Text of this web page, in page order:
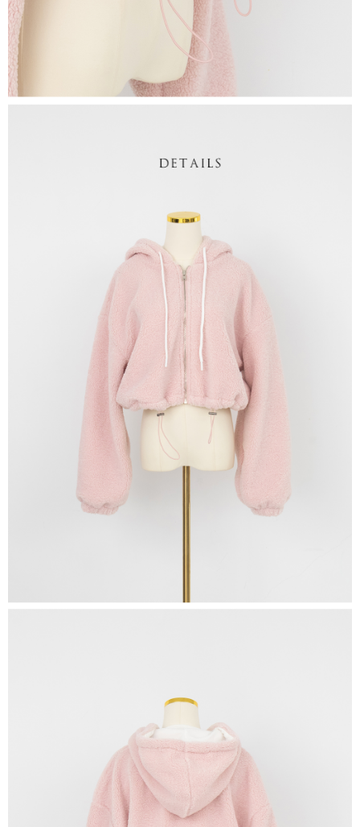
1. Perkhidmatan ini disediakan oleh "Taiwan Mobile Co., Ltd." untuk
membolehkan pengguna membeli produk atau perkhidmatan melalui
perkhidmatan ini semasa transaksi, dan kedai akan menyerahkan hak
tuntutan harga jual/beli ansuran kepada syarikat ini untuk membayar bil
2. Berdasarkan tujuan kontrak persetujuan pembayaran menggunakan
"Pembayaran Ansuran Gogo", kedai akan memberikan maklumat peribadi
3. Sila baca syarat perkhidmatan pengguna secara lengkap melalui